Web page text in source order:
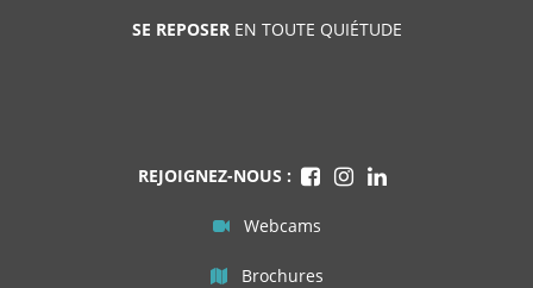
SE REPOSEREN TOUTE QUIÉTUDE
REJOIGNEZ-NOUS :
Webcams
Brochures